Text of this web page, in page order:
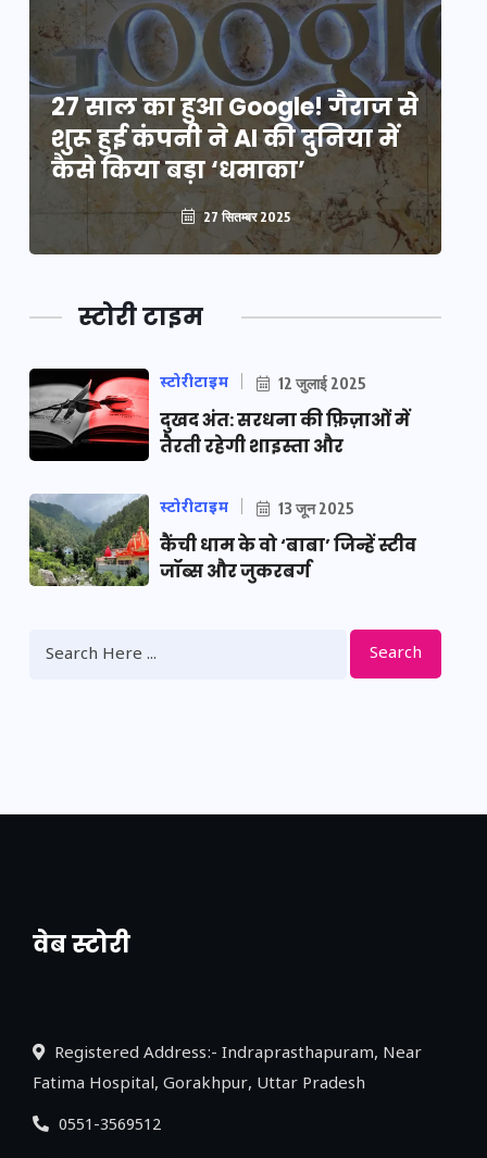
27 साल का हुआ Google! गैराज से
शुरू हुई कंपनी ने AI की दुनिया में
कैसे किया बड़ा ‘धमाका’
27 सितम्बर 2025
स्टोरी टाइम
स्टोरीटाइम 12 जुलाई 2025
दुखद अंत: सरधना की फ़िज़ाओं में
तैरती रहेगी शाइस्ता और
स्टोरीटाइम 13 जून 2025
कैंची धाम के वो ‘बाबा’ जिन्हें स्टीव
जॉब्स और जुकरबर्ग
Search
वेब स्टोरी
नया एक्सप्रेसवे: पूर्वांचल का लक, डेवलपमेंट का
Registered Address:- Indraprasthapuram, Near
Fatima Hospital, Gorakhpur, Uttar Pradesh
0551-3569512